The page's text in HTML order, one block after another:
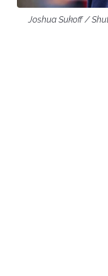
Joshua Sukoff /